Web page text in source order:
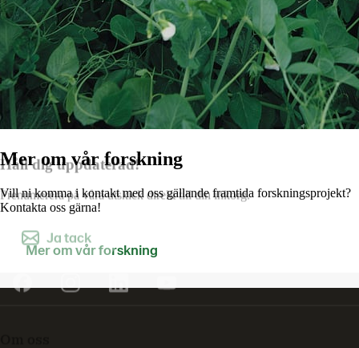
Mer om vår forskning
Vill ni komma i kontakt med oss gällande framtida forskningsprojekt?
Kontakta oss gärna!
Mer om vår forskning
Håll dig uppdaterad!
Prenumerera på våra utskick direkt till din inkorg.
Ja tack